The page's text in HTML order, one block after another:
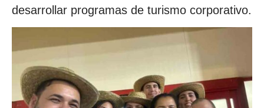
desarrollar programas de turismo corporativo.